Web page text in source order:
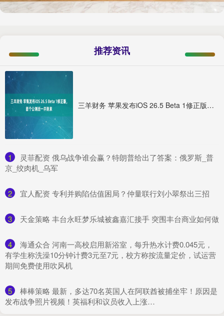
推荐资讯
三羊财务 苹果发布iOS 26.5 Beta 1修正版，首个公测版一并到来
1
​灵菲配资 俄乌战争谁会赢？特朗普给出了答案：俄罗斯_普
京_绞肉机_乌军
2 ​宜人配资 专利并购陷估值困局？仲量联行刘小翠祭出三招
3 ​天金策略 丰台永旺梦乐城被鑫嘉汇接手 突围丰台商业如何做
4
​海通众合 河南一高校启用新浴室，每升热水计费0.045元，
有学生称洗澡10分钟计费3元至7元，校方称按流量定价，试运营
期间免费使用吹风机
5
​棒棒策略 最新，多达70名英国人在阿联酋被捕坐牢！原因是
发布战争照片视频！英福利和议员收入上涨…